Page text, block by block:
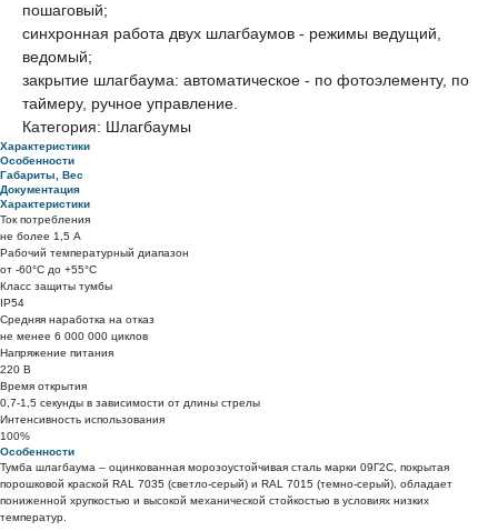
пошаговый;
синхронная работа двух шлагбаумов - режимы ведущий,
ведомый;
закрытие шлагбаума: автоматическое - по фотоэлементу, по
таймеру, ручное управление.
Категория: Шлагбаумы
Характеристики
Особенности
Габариты, Вес
Документация
Характеристики
Ток потребления
не более 1,5 А
Рабочий температурный диапазон
от -60°C до +55°C
Класс защиты тумбы
IP54
Средняя наработка на отказ
не менее 6 000 000 циклов
Напряжение питания
220 В
Время открытия
0,7-1,5 секунды в зависимости от длины стрелы
Интенсивность использования
100%
Особенности
Тумба шлагбаума – оцинкованная морозоустойчивая сталь марки 09Г2С, покрытая
порошковой краской RAL 7035 (светло-серый) и RAL 7015 (темно-серый), обладает
пониженной хрупкостью и высокой механической стойкостью в условиях низких
температур.